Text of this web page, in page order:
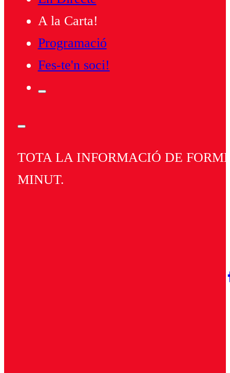
A la Carta!
Programació
Fes-te'n soci!
TOTA LA INFORMACIÓ DE
MINUT.